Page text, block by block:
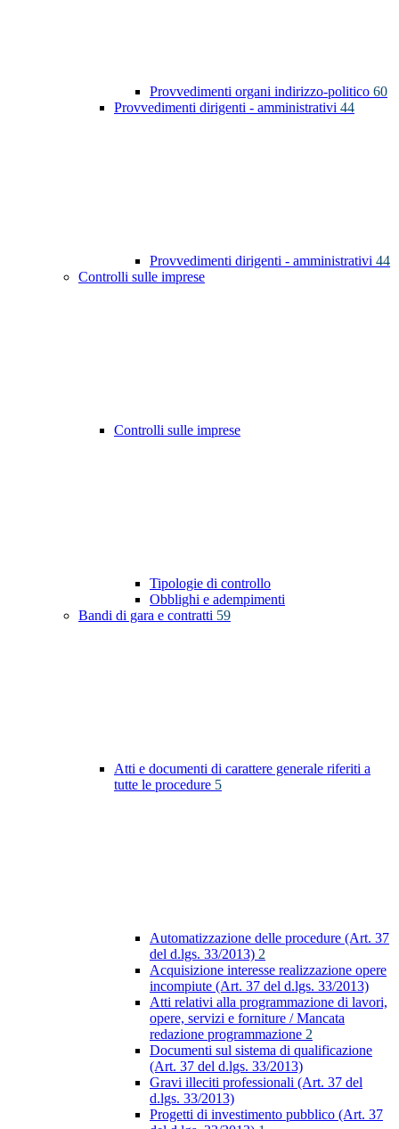
Provvedimenti organi indirizzo-politico 60
Provvedimenti dirigenti - amministrativi 44
Provvedimenti dirigenti - amministrativi 44
Controlli sulle imprese
Controlli sulle imprese
Tipologie di controllo
Obblighi e adempimenti
Bandi di gara e contratti 59
Atti e documenti di carattere generale riferiti a
tutte le procedure 5
Automatizzazione delle procedure (Art. 37
del d.lgs. 33/2013) 2
Acquisizione interesse realizzazione opere
incompiute (Art. 37 del d.lgs. 33/2013)
Atti relativi alla programmazione di lavori,
opere, servizi e forniture / Mancata
redazione programmazione 2
Documenti sul sistema di qualificazione
(Art. 37 del d.lgs. 33/2013)
Gravi illeciti professionali (Art. 37 del
d.lgs. 33/2013)
Progetti di investimento pubblico (Art. 37